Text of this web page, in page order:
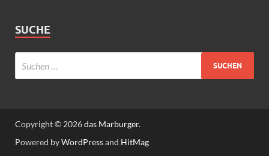
SUCHE
Copyright © 2026das Marburger.
Powered byWordPressand HitMag